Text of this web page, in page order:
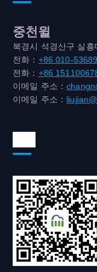
중천윌
북경시 석경산구 실흥
전화： +86 010-
전화： +86
이메일 주소：
이메일 주소：